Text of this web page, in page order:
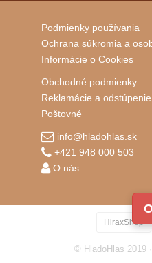
Podmienky používania
Ochrana súkromia a
Informácie o Cookies
Obchodné podmienky
Reklamácie a
Poštovné
info@hladohlas.sk
+421 948 000 503
O nás
HiraxShop
© HladoHlas 2019 ·